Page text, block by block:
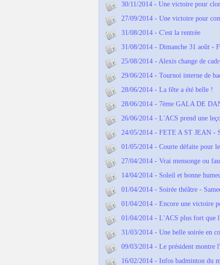
30/11/2014 - Une victoire pour
27/09/2014 - Une victoire pour
31/08/2014 - C'est la rentrée
31/08/2014 - Dimanche 31 août -
25/08/2014 - Alexis change de
29/06/2014 - Tournoi interne de
28/06/2014 - La fête a été belle !
28/06/2014 - 7ème GALA DE
26/06/2014 - L'ACS prend une
24/05/2014 - FETE A ST JEAN -
01/05/2014 - Courte défaite pour
27/04/2014 - Vrai mensonge ou
14/04/2014 - Soleil et bonne
01/04/2014 - Soirée théâtre -
01/04/2014 - Encore une victoire
01/04/2014 - L'ACS plus fort que
31/03/2014 - Une belle soirée en
09/03/2014 - Le président montre
16/02/2014 - Infos badminton du